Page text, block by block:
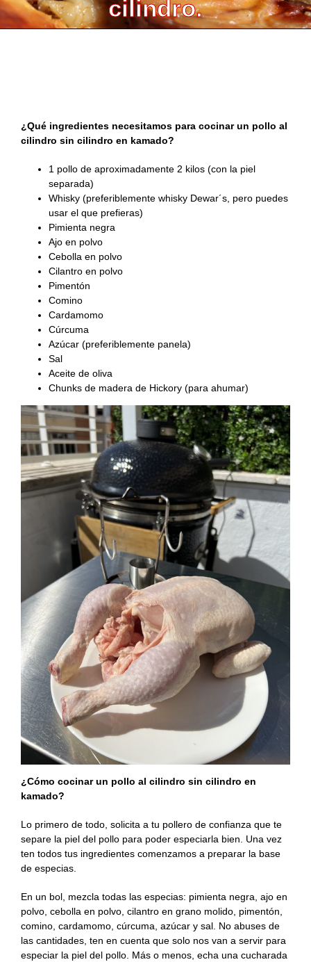
gastronómica
cocinar con fuego
Producto del mes
Guisos
Recetas Kamado
Grandes chefs
gastronómica
Producto del mes
cilindro.
¿Qué ingredientes necesitamos para cocinar un pollo al
cilindro sin cilindro en kamado?
1 pollo de aproximadamente 2 kilos (con la piel
separada)
Whisky (preferiblemente whisky Dewar´s, pero puedes
usar el que prefieras)
Pimienta negra
Ajo en polvo
Cebolla en polvo
Cilantro en polvo
Pimentón
Comino
Cardamomo
Cúrcuma
Azúcar (preferiblemente panela)
Sal
Aceite de oliva
Chunks de madera de Hickory (para ahumar)
¿Cómo cocinar un pollo al cilindro sin cilindro en
kamado?
Lo primero de todo, solicita a tu pollero de confianza que te
separe la piel del pollo para poder especiarla bien. Una vez
ten todos tus ingredientes comenzamos a preparar la base
de especias.
En un bol, mezcla todas las especias: pimienta negra, ajo en
polvo, cebolla en polvo, cilantro en grano molido, pimentón,
comino, cardamomo, cúrcuma, azúcar y sal. No abuses de
las cantidades, ten en cuenta que solo nos van a servir para
especiar la piel del pollo. Más o menos, echa una cucharada